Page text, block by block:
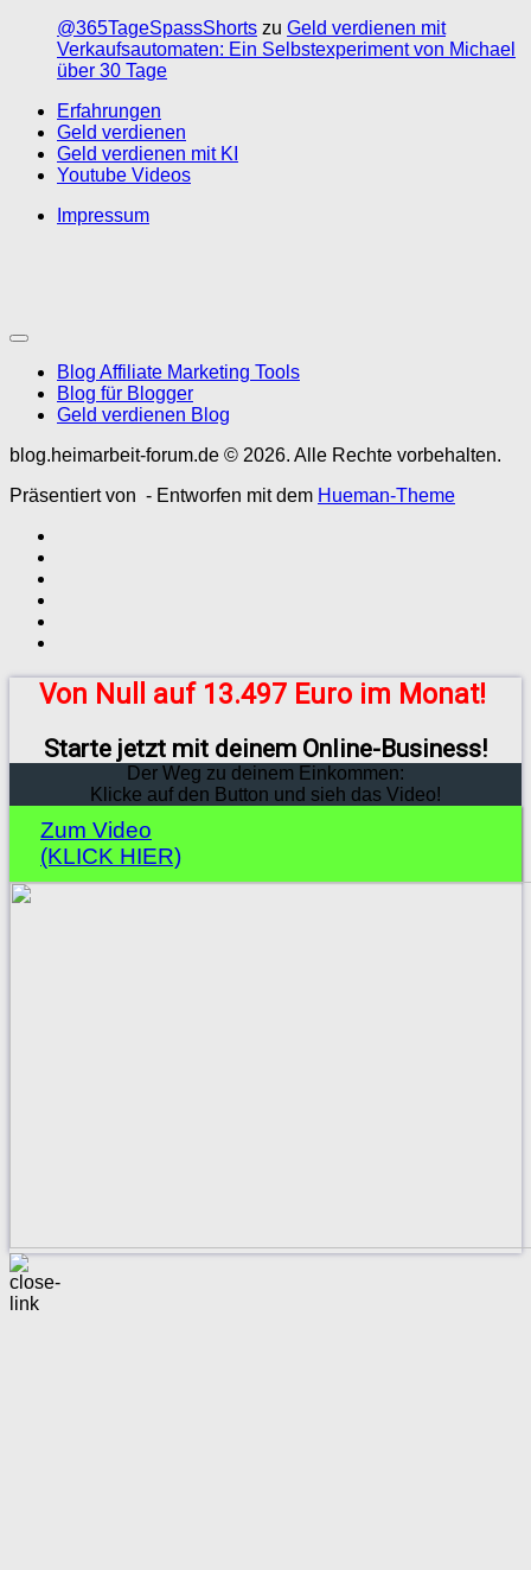
@365TageSpassShorts zu Geld verdienen mit
Verkaufsautomaten: Ein Selbstexperiment von Michael
über 30 Tage
Erfahrungen
Geld verdienen
Geld verdienen mit KI
Youtube Videos
Impressum
Blog Affiliate Marketing Tools
Blog für Blogger
Geld verdienen Blog
blog.heimarbeit-forum.de © 2026. Alle Rechte vorbehalten.
Präsentiert von - Entworfen mit dem Hueman-Theme
Von Null auf 13.497 Euro im Monat!
Starte jetzt mit deinem Online-Business!
Der Weg zu deinem Einkommen:
Klicke auf den Button und sieh das Video!
Zum Video
(KLICK HIER)